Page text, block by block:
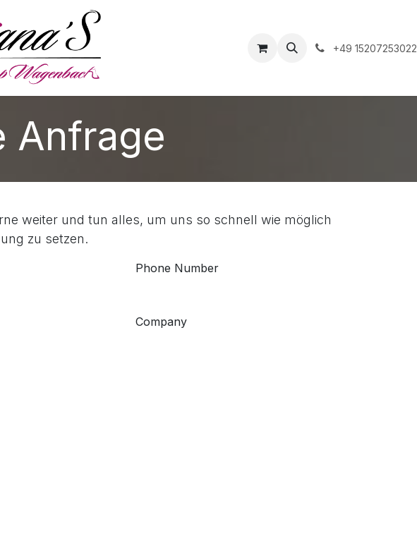
Appointment +49 15207253022
Anfrage
weiter und tun alles, um uns so schnell wie möglich
zu setzen.
Phone Number
Company